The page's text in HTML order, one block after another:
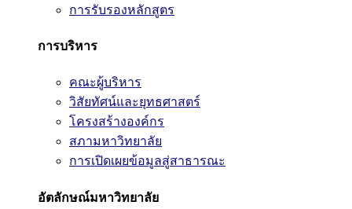
การรับรองหลักสูตร
การบริหาร
คณะผู้บริหาร
วิสัยทัศน์และยุทธศาสตร์
โครงสร้างองค์กร
สภามหาวิทยาลัย
การเปิดเผยข้อมูลสู่สาธารณะ
อัตลักษณ์มหาวิทยาลัย